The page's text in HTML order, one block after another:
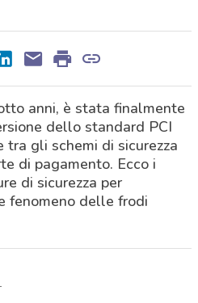
anni, è stata finalmente
dello standard PCI
tra gli schemi di sicurezza
di pagamento. Ecco i
di sicurezza per
fenomeno delle frodi